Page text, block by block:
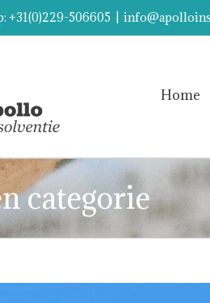
+31(0)229-506605
Home
categorie